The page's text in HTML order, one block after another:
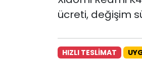
ücreti, değişim
HIZLI TESLİMAT